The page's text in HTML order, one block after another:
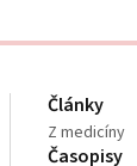
Články
Z medicíny
Časopisy